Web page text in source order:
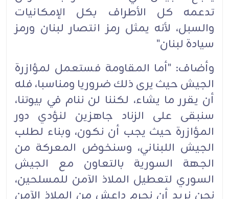
تدعمه كل الأطراف بكل الإمكانيات
والسبل، لأنه يمثل رمز انتصار لبنان ورمز
سيادة لبنان"
وأضاف: "أما المقاومة فستعمل لمؤازرة
الجيش حيث يرى ذلك ضروريا ومناسبا، فله
أن يقرر ما يشاء، لكننا لن ننام في بيوتنا،
سنبقى على الزناد جاهزين لنؤدي دور
المؤازرة حيث يجب أن نكون، وبناء لطلب
الجيش اللبناني، وسنخوض المعركة من
الجهة السورية بالتعاون مع الجيش
السوري لتعطيل الملاذ الآمن للمسلحين،